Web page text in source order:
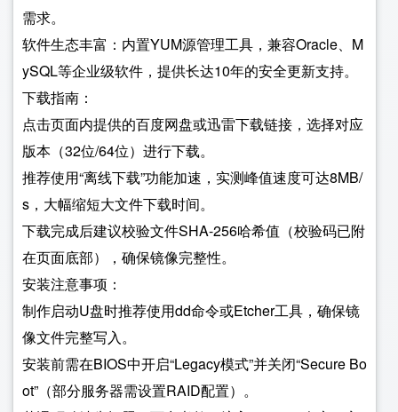
需求。
软件生态丰富：内置YUM源管理工具，兼容Oracle、M
ySQL等企业级软件，提供长达10年的安全更新支持。
下载指南：
点击页面内提供的百度网盘或迅雷下载链接，选择对应
版本（32位/64位）进行下载。
推荐使用“离线下载”功能加速，实测峰值速度可达8MB/
s，大幅缩短大文件下载时间。
下载完成后建议校验文件SHA-256哈希值（校验码已附
在页面底部），确保镜像完整性。
安装注意事项：
制作启动U盘时推荐使用dd命令或Etcher工具，确保镜
像文件完整写入。
安装前需在BIOS中开启“Legacy模式”并关闭“Secure Bo
ot”（部分服务器需设置RAID配置）。